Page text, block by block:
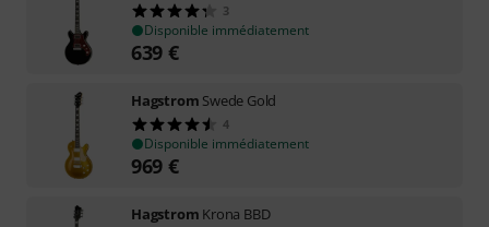
3
Disponible immédiatement
639 €
Hagstrom Swede Gold
4
Disponible immédiatement
969 €
Hagstrom Krona BBD